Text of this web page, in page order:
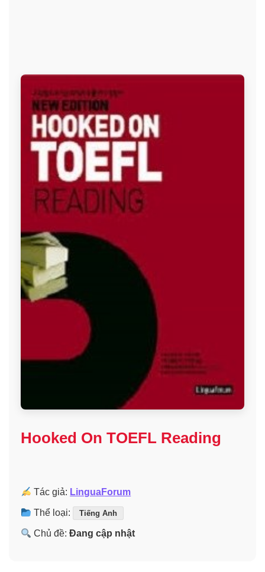
Hooked On TOEFL Reading
Tác giả: LinguaForum
Thể loại: Tiếng Anh
Chủ đề:Đang cập nhật